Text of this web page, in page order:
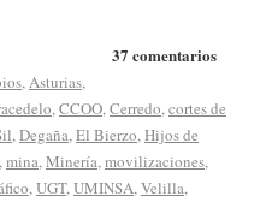
37 comentarios
,Asturias,
,CCOO,Cerredo,cortes de
,Degaña,El Bierzo,Hijos de
,mina,Minería,movilizaciones,
,UGT,UMINSA,Velilla,